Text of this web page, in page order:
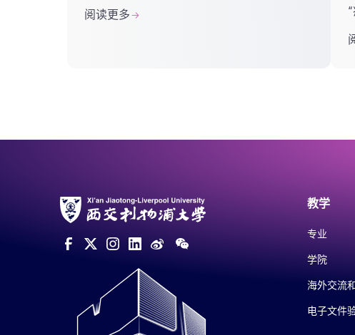
（我是人类，不是病毒）。令人感动的
阅读更多
教学
专业
学院
海外交流
电子文件